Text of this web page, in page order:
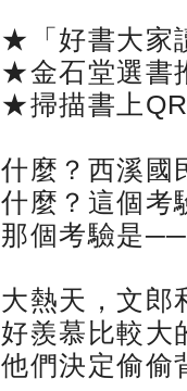
★「好書大家
★金石堂選書
★掃描書上
什麼？西溪國
什麼？這個考
那個考驗是
大熱天，文郎
好羨慕比較大
他們決定偷偷